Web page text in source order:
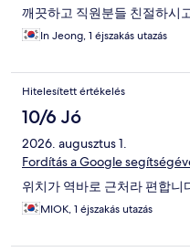
깨끗하고 직원분들 친절하시
In Jeong, 1 éjszakás utazás
Hitelesített értékelés
10/6 Jó
2026. augusztus 1.
Fordítás a Google
위치가 역바로 근처라 편합
MIOK, 1 éjszakás utazás